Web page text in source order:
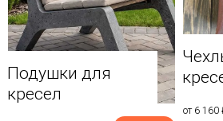
Подушки для
кресел
от 6 160